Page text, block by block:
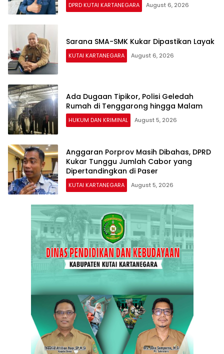
DPRD KUTAI KARTANEGARA August 6, 2026
Sarana SMA-SMK Kukar Dipastikan Layak
KUTAI KARTANEGARA August 6, 2026
Ada Dugaan Tipikor, Polisi Geledah
Rumah di Tenggarong hingga Malam
HUKUM DAN KRIMINAL August 5, 2026
Anggaran Porprov Masih Dibahas, DPRD
Kukar Tunggu Jumlah Cabor yang
Dipertandingkan di Paser
KUTAI KARTANEGARA August 5, 2026